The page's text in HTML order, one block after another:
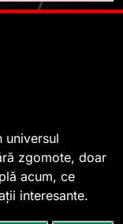
a asigura
pragului de
privind
obligatoriu de
zgomote, doar
acum, ce
interesante.